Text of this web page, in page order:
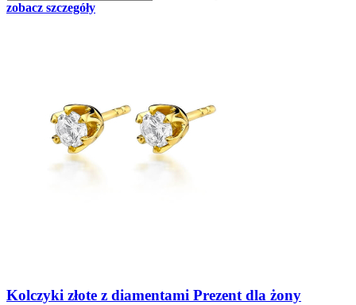
zobacz szczegóły
Kolczyki złote z diamentami Prezent dla żony